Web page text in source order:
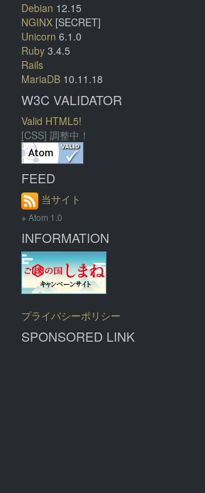
Debian 12.15
NGINX [SECRET]
Unicorn 6.1.0
Ruby 3.4.5
Rails
MariaDB 10.11.18
W3C VALIDATOR
Valid HTML5!
[CSS] 調整中！
FEED
当サイト
※ Atom 1.0
INFORMATION
プライバシーポリシー
SPONSORED LINK